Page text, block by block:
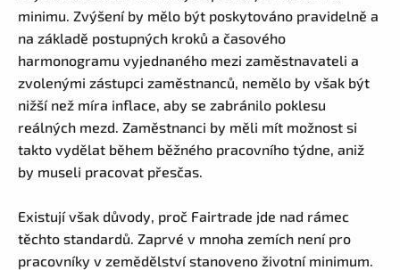
minimu. Zvýšení by mělo být poskytováno pravidelně a
na základě postupných kroků a časového
harmonogramu vyjednaného mezi zaměstnavateli a
zvolenými zástupci zaměstnanců, nemělo by však být
nižší než míra inflace, aby se zabránilo poklesu
reálných mezd. Zaměstnanci by měli mít možnost si
takto vydělat během běžného pracovního týdne, aniž
by museli pracovat přesčas.
Existují však důvody, proč Fairtrade jde nad rámec
těchto standardů. Zaprvé v mnoha zemích není pro
pracovníky v zemědělství stanoveno životní minimum.